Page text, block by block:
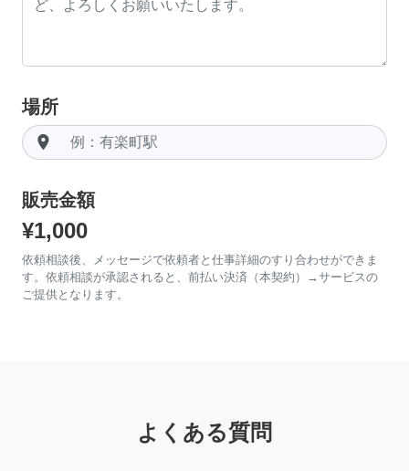
場所
room
販売金額
¥1,000
依頼相談後、メッセージで依頼者と仕事詳細のすり合わせができま
す。依頼相談が承認されると、前払い決済（本契約）→サービスの
ご提供となります。
よくある質問